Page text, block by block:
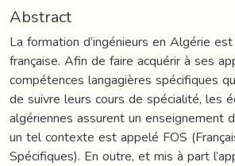
Abstract
La formation d’ingénieurs en Algérie
française. Afin de faire acquérir à ses
compétences langagières spécifiques
de suivre leurs cours de spécialité, les
algériennes assurent un enseignement
un tel contexte est appelé FOS
Spécifiques). En outre, et mis à part